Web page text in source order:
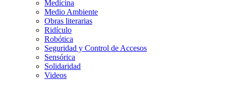
Medicina
Medio Ambiente
Obras literarias
Ridículo
Robótica
Seguridad y Control de Accesos
Sensórica
Solidaridad
Videos